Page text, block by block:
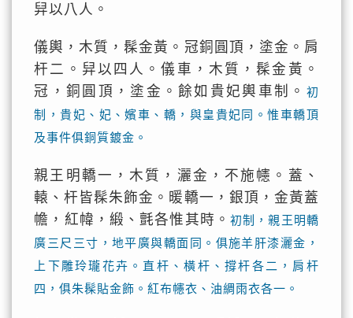
舁以八人。
儀輿，木質，髹金黃。冠銅圓頂，塗金。肩
杆二。舁以四人。儀車，木質，髹金黃。
冠，銅圓頂，塗金。餘如貴妃輿車制。 初
制，貴妃、妃、嬪車、轎，與皇貴妃同。惟車轎頂
及事件俱銅質鍍金。
親王明轎一，木質，灑金，不施幰。蓋、
轅、杆皆髹朱飾金。暖轎一，銀頂，金黃蓋
幨，紅幃，緞、氈各惟其時。 初制，親王明轎
廣三尺三寸，地平廣與轎面同。俱施羊肝漆灑金，
上下雕玲瓏花卉。直杆、橫杆、撐杆各二，肩杆
四，俱朱髹貼金飾。紅布幰衣、油綢雨衣各一。